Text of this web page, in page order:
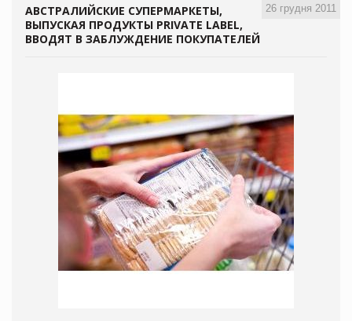
26 грудня 2011
АВСТРАЛИЙСКИЕ СУПЕРМАРКЕТЫ,
ВЫПУСКАЯ ПРОДУКТЫ PRIVATE LABEL,
ВВОДЯТ В ЗАБЛУЖДЕНИЕ ПОКУПАТЕЛЕЙ